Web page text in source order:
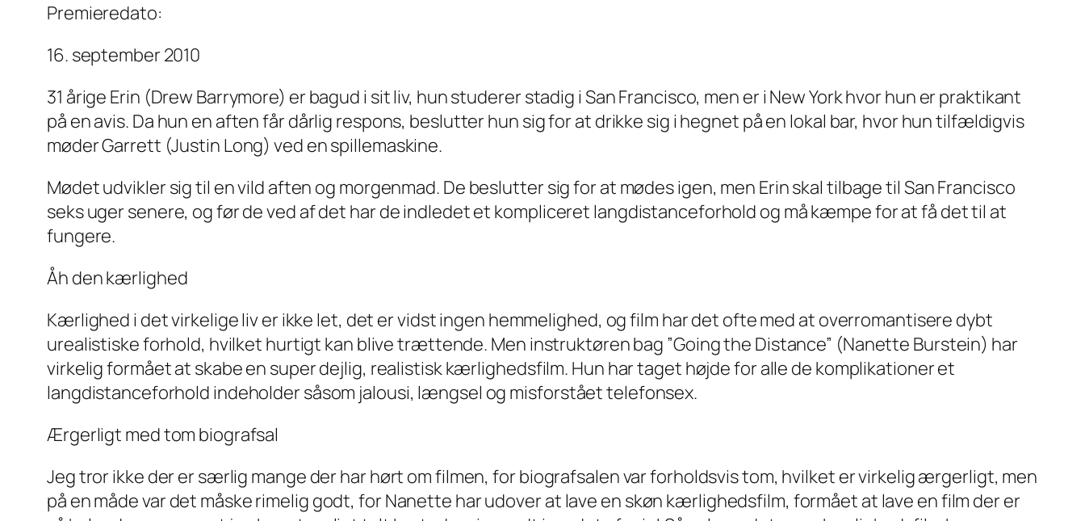
Premieredato:
16. september 2010
31 årige Erin (Drew Barrymore) er bagud i sit liv, hun studerer stadig i San Francisco, men er i New York hvor hun er praktikant
på en avis. Da hun en aften får dårlig respons, beslutter hun sig for at drikke sig i hegnet på en lokal bar, hvor hun tilfældigvis
møder Garrett (Justin Long) ved en spillemaskine.
Mødet udvikler sig til en vild aften og morgenmad. De beslutter sig for at mødes igen, men Erin skal tilbage til San Francisco
seks uger senere, og før de ved af det har de indledet et kompliceret langdistanceforhold og må kæmpe for at få det til at
fungere.
Åh den kærlighed
Kærlighed i det virkelige liv er ikke let, det er vidst ingen hemmelighed, og film har det ofte med at overromantisere dybt
urealistiske forhold, hvilket hurtigt kan blive trættende. Men instruktøren bag ”Going the Distance” (Nanette Burstein) har
virkelig formået at skabe en super dejlig, realistisk kærlighedsfilm. Hun har taget højde for alle de komplikationer et
langdistanceforhold indeholder såsom jalousi, længsel og misforstået telefonsex.
Ærgerligt med tom biografsal
Jeg tror ikke der er særlig mange der har hørt om filmen, for biografsalen var forholdsvis tom, hvilket er virkelig ærgerligt, men
på en måde var det måske rimelig godt, for Nanette har udover at lave en skøn kærlighedsfilm, formået at lave en film der er